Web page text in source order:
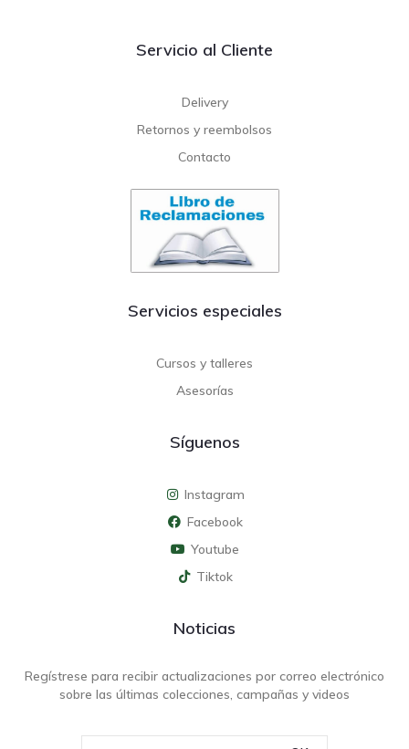
Servicio al Cliente
Delivery
Retornos y reembolsos
Contacto
Servicios especiales
Cursos y talleres
Asesorías
Síguenos
Instagram
Facebook
Youtube
Tiktok
Noticias
Regístrese para recibir actualizaciones por correo electrónico
sobre las últimas colecciones, campañas y videos